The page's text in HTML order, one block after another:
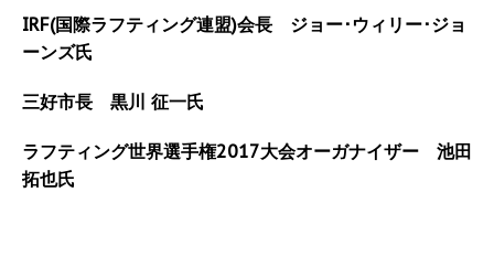
IRF(国際ラフティング連盟)会長 ジョー･ウィリー･ジョ
ーンズ氏
三好市長 黒川 征一氏
ラフティング世界選手権2017大会オーガナイザー 池田
拓也氏